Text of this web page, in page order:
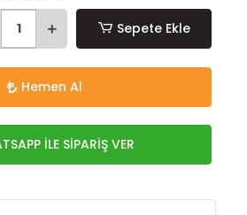
Sepete Ekle
Hemen Al
İLE SİPARİŞ VER